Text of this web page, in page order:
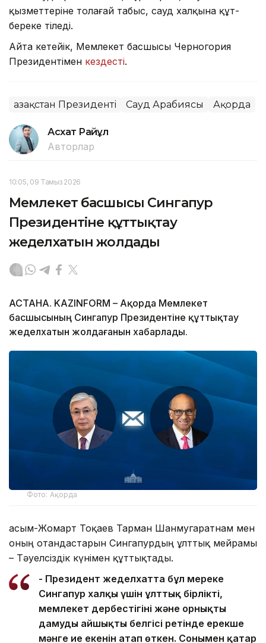
қызметтеріне толағай табыс, сауд халқына құт-
береке тіледі.
Айта кетейік, Мемлекет басшысы Черногория
Президентімен кездесті.
Қазақстан Президенті Сауд Арабиясы Ақорда
Асхат Райқұл
Авторлар
10:05, 09 Тамыз 2026
Мемлекет басшысы Сингапур
Президентіне құттықтау
жеделхатын жолдады
АСТАНА. KAZINFORM – Ақорда Мемлекет
басшысының Сингапур Президентіне құттықтау
жеделхатын жолдағанын хабарлады.
Фото: Ақорда
Қасым-Жомарт Тоқаев Тарман Шанмугаратнам мен
оның отандастарын Сингапурдың ұлттық мейрамы
– Тәуелсіздік күнімен құттықтады.
- Президент жеделхатта бұл мереке
Сингапур халқы үшін ұлттық бірліктің,
мемлекет дербестігінің және орнықты
дамудың айшықты белгісі ретінде ерекше
мәнге ие екенін атап өткен. Сонымен қатар